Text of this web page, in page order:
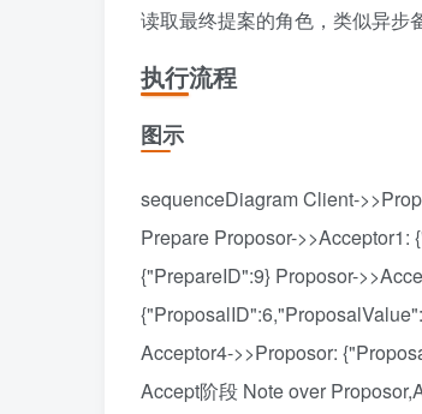
读取最终提案的角色，类似异步
执行流程
图示
sequenceDiagram Client-
Prepare Proposor->>Acceptor1:
{"PrepareID":9} Proposor-
Acceptor4->>Proposor:
Accept阶段 Note over